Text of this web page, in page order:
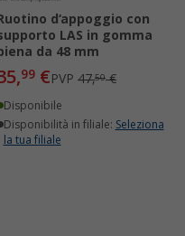
d‘appoggio con
LAS in gomma
da 48 mm
99 €PVP 47,50€
Disponibile
Disponibilità in filiale: Seleziona
la tua filiale